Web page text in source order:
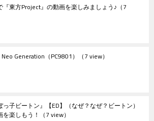
『東方Project』の動画を楽しみましょう♪ （7
Generation（PC9801） （7 view）
っ子ビートン』【ED】（なぜ？なぜ？ビートン）
楽しもう！ （7 view）